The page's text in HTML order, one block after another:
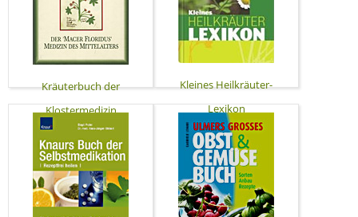
Kräuterbuch der
Klostermedizin
Kleines Heilkräuter-
Lexikon